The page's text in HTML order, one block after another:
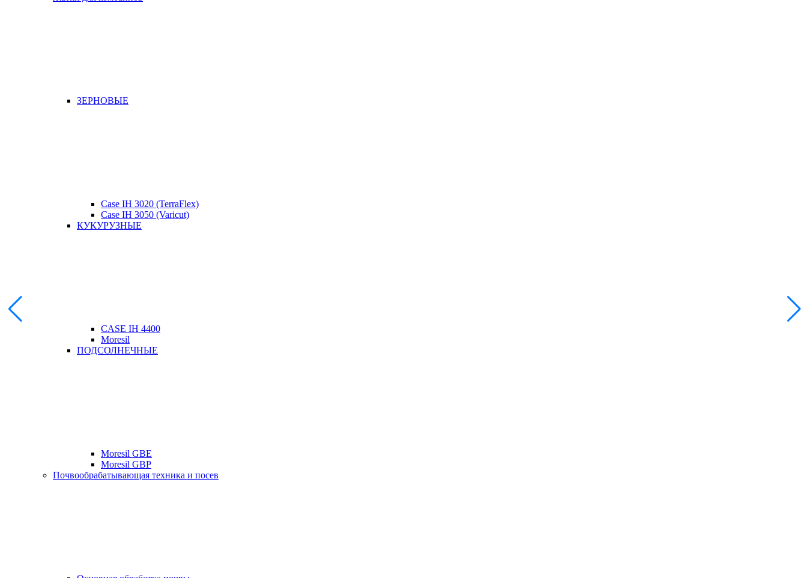
ЗЕРНОВЫЕ
Case IH 3020 (TerraFlex)
Case IH 3050 (Varicut)
КУКУРУЗНЫЕ
CASE IH 4400
Moresil
ПОДСОЛНЕЧНЫЕ
Moresil GBE
Moresil GBP
Почвообрабатывающая техника и посев